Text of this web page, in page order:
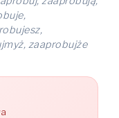
zaaprobujże